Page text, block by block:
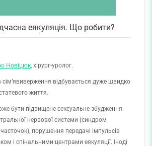
еякуляція. Що робити?
Новіцюк , хірург-уролог.
сім’явиверження відбувається дуже швидко
життя.
бути підвищене сексуальне збудження
нервової системи (синдром
порушення передачі імпульсів
і спінальними центрами еякуляції. Іноді